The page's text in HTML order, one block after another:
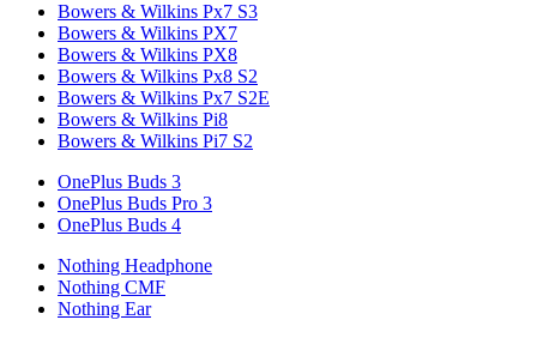
Bowers & Wilkins Px7 S3
Bowers & Wilkins PX7
Bowers & Wilkins PX8
Bowers & Wilkins Px8 S2
Bowers & Wilkins Px7 S2E
Bowers & Wilkins Pi8
Bowers & Wilkins Pi7 S2
OnePlus Buds 3
OnePlus Buds Pro 3
OnePlus Buds 4
Nothing Headphone
Nothing CMF
Nothing Ear